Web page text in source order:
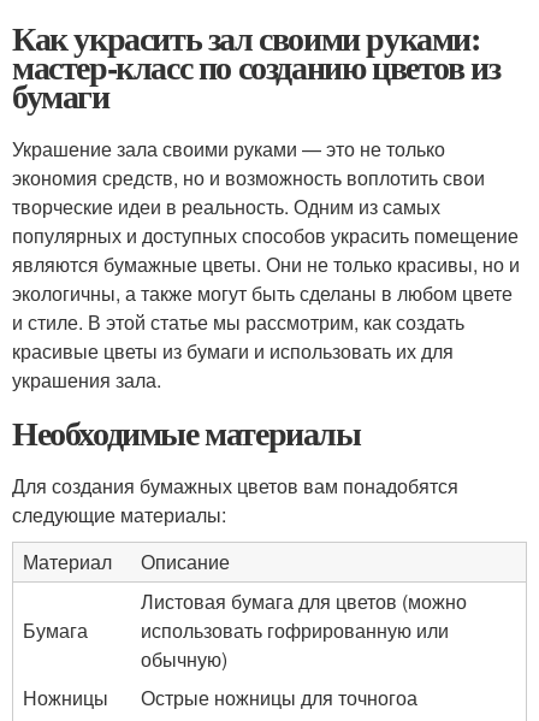
Как украсить зал своими руками:
мастер-класс по созданию цветов из
бумаги
Украшение зала своими руками — это не только
экономия средств, но и возможность воплотить свои
творческие идеи в реальность. Одним из самых
популярных и доступных способов украсить помещение
являются бумажные цветы. Они не только красивы, но и
экологичны, а также могут быть сделаны в любом цвете
и стиле. В этой статье мы рассмотрим, как создать
красивые цветы из бумаги и использовать их для
украшения зала.
Необходимые материалы
Для создания бумажных цветов вам понадобятся
следующие материалы:
Материал
Описание
Бумага
Листовая бумага для цветов (можно
использовать гофрированную или
обычную)
Ножницы
Острые ножницы для точногоа